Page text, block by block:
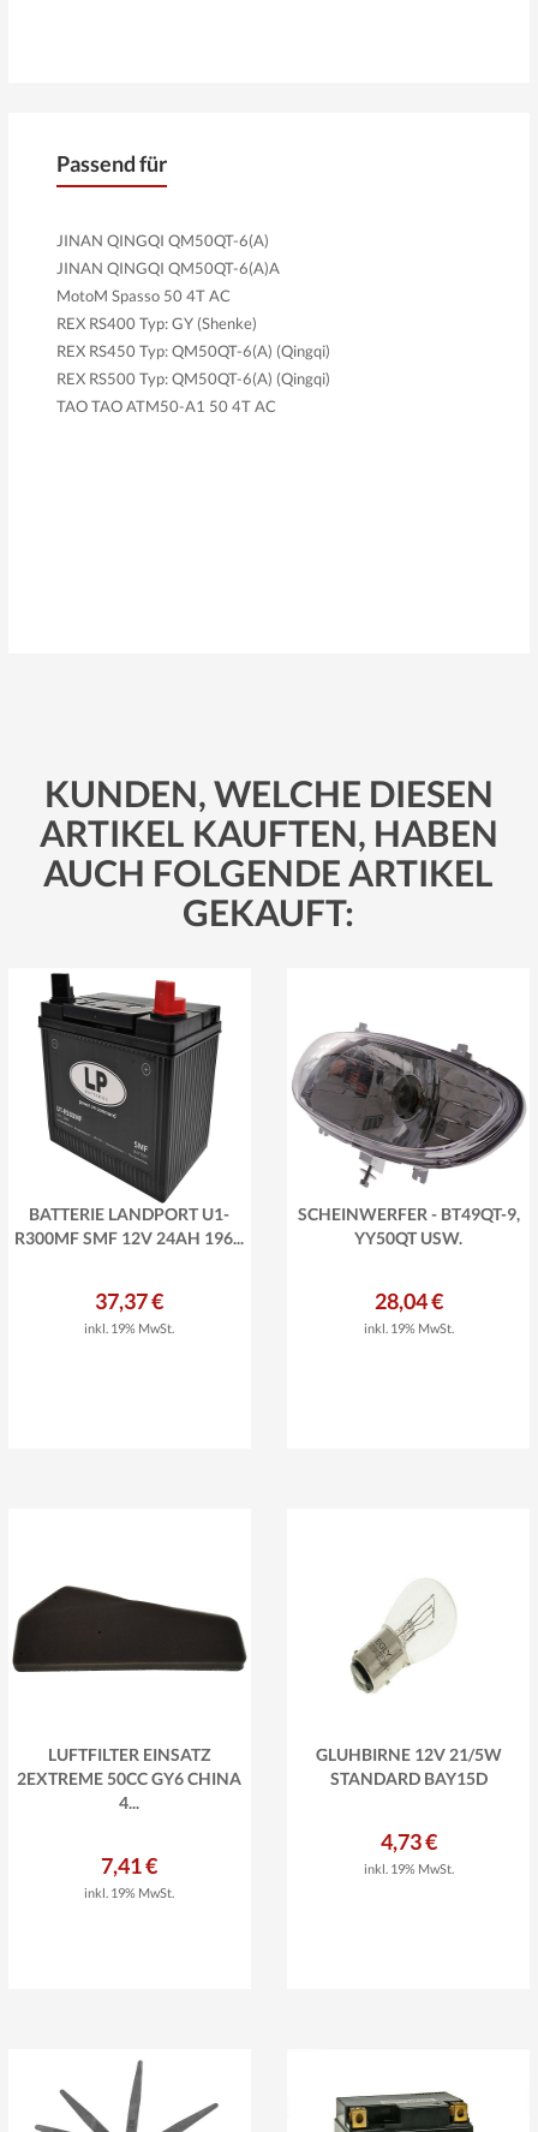
Passend für
JINAN QINGQI QM50QT-6(A)
JINAN QINGQI QM50QT-6(A)A
MotoM Spasso 50 4T AC
REX RS400 Typ: GY (Shenke)
REX RS450 Typ: QM50QT-6(A) (Qingqi)
REX RS500 Typ: QM50QT-6(A) (Qingqi)
TAO TAO ATM50-A1 50 4T AC
KUNDEN, WELCHE DIESEN
ARTIKEL KAUFTEN, HABEN
AUCH FOLGENDE ARTIKEL
GEKAUFT:
BATTERIE LANDPORT U1-
R300MF SMF 12V 24AH 196...
37,37 €
inkl. 19% MwSt.
SCHEINWERFER - BT49QT-9,
YY50QT USW.
28,04 €
inkl. 19% MwSt.
LUFTFILTER EINSATZ
2EXTREME 50CC GY6 CHINA
4...
7,41 €
inkl. 19% MwSt.
GLÜHBIRNE 12V 21/5W
STANDARD BAY15D
4,73 €
inkl. 19% MwSt.